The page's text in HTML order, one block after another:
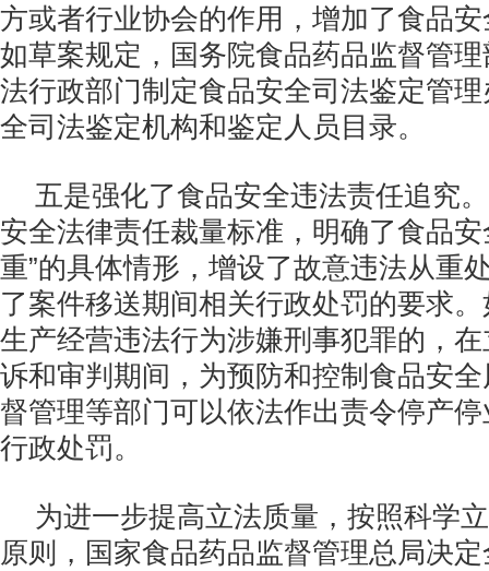
方或者行业协会的作用，增加了食品
如草案规定，国务院食品药品监督管
法行政部门制定食品安全司法鉴定管
全司法鉴定机构和鉴定人员目录。
五是强化了食品安全违法责任追究
安全法律责任裁量标准，明确了食品安
重”的具体情形，增设了故意违法从重
了案件移送期间相关行政处罚的要求
生产经营违法行为涉嫌刑事犯罪的，
诉和审判期间，为预防和控制食品安
督管理等部门可以依法作出责令停产
行政处罚。
为进一步提高立法质量，按照科学
原则，国家食品药品监督管理总局决